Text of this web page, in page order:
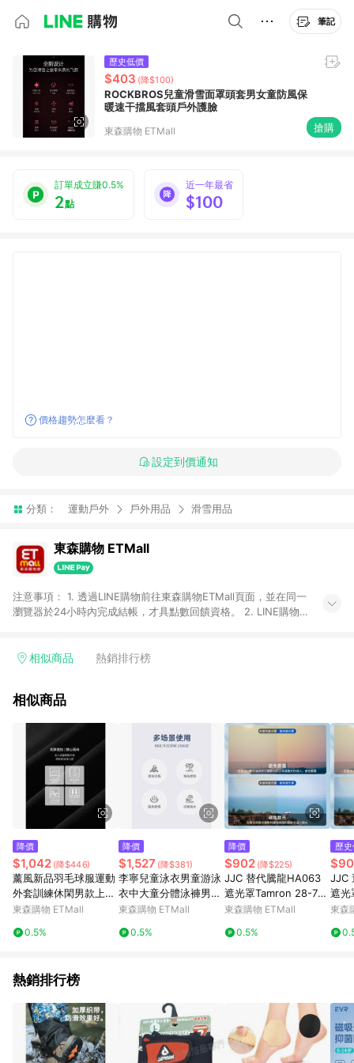
筆記
歷史低價
$403 (降$100)
ROCKBROS兒童滑雪面罩頭套男女童防風保
暖速干擋風套頭戶外護臉
東森購物 ETMall 搶購
訂單成立賺0.5%
2點
近一年最省
$100
價格趨勢怎麼看？
設定到價通知
分類： 運動戶外 戶外用品 滑雪用品
東森購物 ETMall
注意事項： 1. 透過LINE購物前往東森購物ETMall頁面，並在同一
瀏覽器於24小時內完成結帳，才具點數回饋資格。 2. LINE購物
單，皆不在點數回饋範圍內。 3. 如購買以下類別商品，將無法獲
球嚴選、商城、專案商品、「草莓網」全館商品。 4. 如取消訂
回饋。 5. 點數回饋會扣除所有折扣優惠後之最終發票金額計算，
實際回饋請依LINE購物通知為主。 6. 訂單如有使用東森購物
ETMall站內之折扣優惠(包含但不限於東森幣、樂透金、東森現金
券等)，不具點數回饋資格。詳細請依東森購物ETMall之結帳頁面
顯示為準。 7. LINE購物設有「單一商品最高回饋點數」機制(特
殊活動時開放「回饋無上限」)，以同一訂單中同一商品不論件數
計算，並依訂單成立時間當下LINE購物所設定的回饋機制為準。
如顯示之商品規格、顏色、價位、贈品與東森購物ETMall銷售網
頁不符，以銷售網頁標示為準。 9. 若有贈點爭議，請務必於訂單
日期+180天以內至LINE購物客服洽詢；若超過180天(含)以上進
行申訴，恕無法贈點回饋。 10. 部分點數紅包僅限指定商品使
用，或不適用於無回饋商品。各點數紅包之適用商品與使用條件
請依點數紅包頁面規則為準。
相似商品 熱銷排行榜
相似商品
降價
$1,042 (降$446)
薰風新品羽毛球服運動
外套訓練休閑男款上裝
熏風K242U-5055
東森購物 ETMall
0.5%
降價
$1,527 (降$381)
李寧兒童泳衣男童游泳
衣中大童分體泳褲男孩
寶寶專業速干游泳套裝
東森購物 ETMall
0.5%
降價
$902 (降$225)
JJC 替代騰龍HA063
遮光罩Tamron 28-75
mm F/2.8 Di III VXD G
東森購物 ETMall
0.5%
歷
JJC
遮光
東森
熱銷排行榜